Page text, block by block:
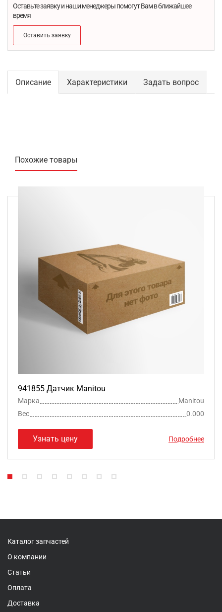
Оставьте заявку и наши менеджеры помогут Вам в ближайшее
время
Оставить заявку
Описание Характеристики Задать вопрос
Похожие товары
941855 Датчик Manitou
Марка
Manitou
Вес
0.000
Узнать цену Подробнее
Каталог запчастей
О компании
Статьи
Оплата
Доставка